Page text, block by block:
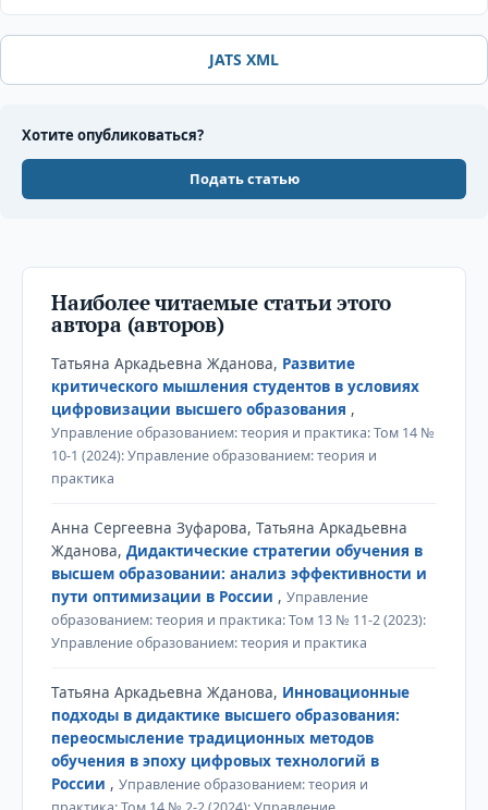
JATS XML
Хотите опубликоваться?
Подать статью
Наиболее читаемые статьи этого
автора (авторов)
Татьяна Аркадьевна Жданова, Развитие
критического мышления студентов в условиях
цифровизации высшего образования ,
Управление образованием: теория и практика: Том 14 №
10-1 (2024): Управление образованием: теория и
практика
Анна Сергеевна Зуфарова, Татьяна Аркадьевна
Жданова, Дидактические стратегии обучения в
высшем образовании: анализ эффективности и
пути оптимизации в России , Управление
образованием: теория и практика: Том 13 № 11-2 (2023):
Управление образованием: теория и практика
Татьяна Аркадьевна Жданова, Инновационные
подходы в дидактике высшего образования:
переосмысление традиционных методов
обучения в эпоху цифровых технологий в
России , Управление образованием: теория и